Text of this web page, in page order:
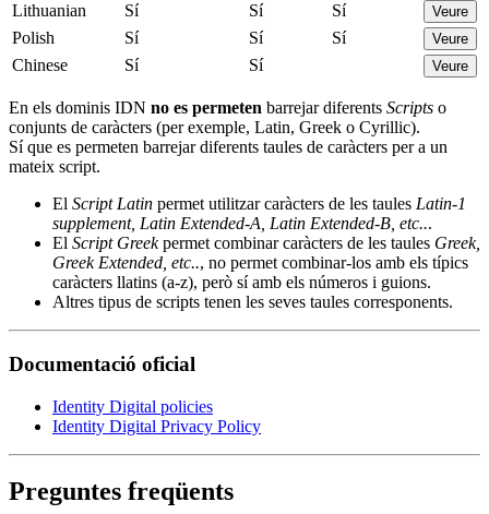
Lithuanian Sí Sí Sí Veure
Polish Sí Sí Sí Veure
Chinese Sí Sí Veure
En els dominis IDN no es permeten barrejar diferents Scripts o
conjunts de caràcters (per exemple, Latin, Greek o Cyrillic).
Sí que es permeten barrejar diferents taules de caràcters per a un
mateix script.
El Script Latin permet utilitzar caràcters de les taules Latin-1
supplement, Latin Extended-A, Latin Extended-B, etc...
El Script Greekpermet combinar caràcters de les taules Greek,
Greek Extended, etc.., no permet combinar-los amb els típics
caràcters llatins (a-z), però sí amb els números i guions.
Altres tipus de scripts tenen les seves taules corresponents.
Documentació oficial
Identity Digital policies
Identity Digital Privacy Policy
Preguntes freqüents